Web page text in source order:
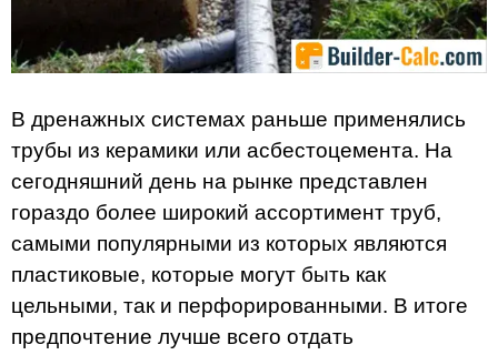
В дренажных системах раньше применялись
трубы из керамики или асбестоцемента. На
сегодняшний день на рынке представлен
гораздо более широкий ассортимент труб,
самыми популярными из которых являются
пластиковые, которые могут быть как
цельными, так и перфорированными. В итоге
предпочтение лучше всего отдать